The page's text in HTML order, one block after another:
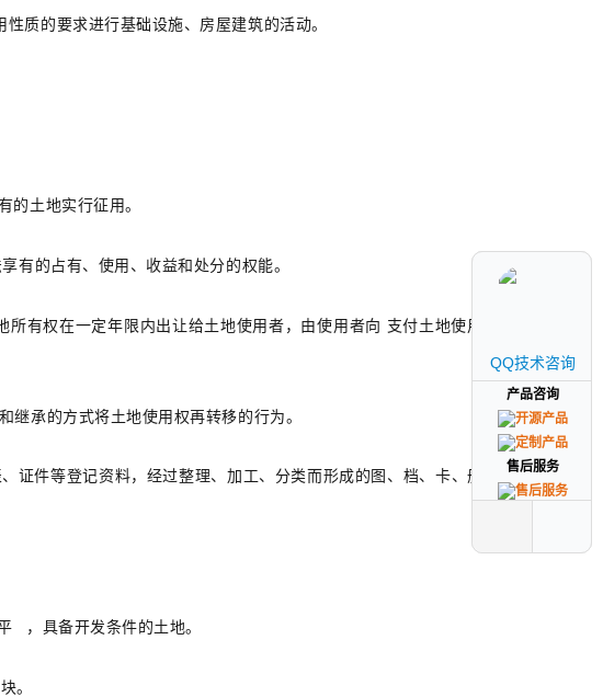
质的要求进行基础设施、房屋建筑的活动。
的土地实行征用。
有的占有、使用、收益和处分的权能。
所有权在一定年限内出让给土地使用者，由使用者向 支付土地使用权出
继承的方式将土地使用权再转移的行为。
证件等登记资料，经过整理、加工、分类而形成的图、档、卡、册等资
，具备开发条件的土地。
。
QQ技术咨询
产品咨询
售后服务
QQ技术咨询
产品咨询
售后服务